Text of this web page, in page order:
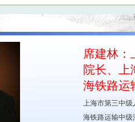
席建林：
院长、上
海铁路运
上海市第三中级
海铁路运输中级